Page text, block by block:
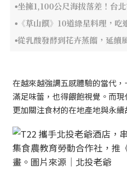
坐擁1,100公尺海拔落差！台
《草山饌》10道綠星料理，
從乳酸發酵到花卉蒸餾，延續
在越來越強調五感體驗的當代
滿足味蕾，也得餵飽視覺。而現
更加關注食材的在地產地與永續